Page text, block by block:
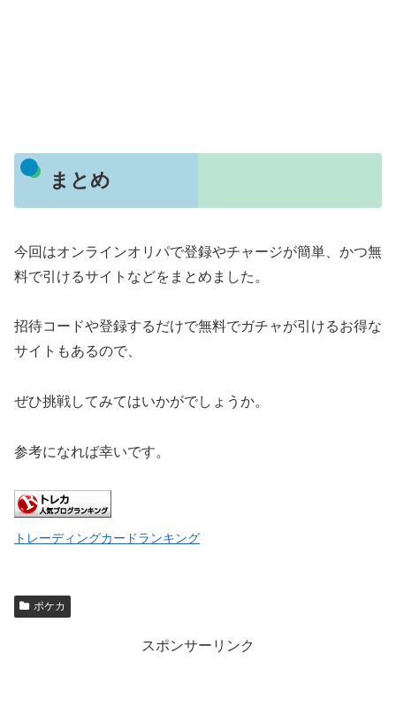
まとめ
今回はオンラインオリパで登録やチャージが簡単、かつ無
料で引けるサイトなどをまとめました。
招待コードや登録するだけで無料でガチャが引けるお得な
サイトもあるので、
ぜひ挑戦してみてはいかがでしょうか。
参考になれば幸いです。
トレーディングカードランキング
ポケカ
スポンサーリンク